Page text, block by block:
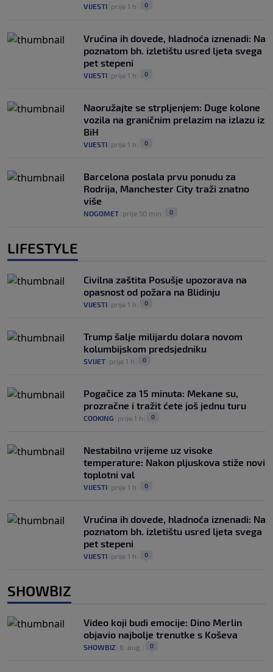
VIJESTI prije 1 h 0
Vrućina ih dovede, hladnoća iznenadi: Na
poznatom bh. izletištu usred ljeta svega
pet stepeni
VIJESTI prije 1 h 0
Naoružajte se strpljenjem: Duge kolone
vozila na graničnim prelazim na izlazu iz
BiH
VIJESTI prije 1 h 0
Barcelona poslala prvu ponudu za
Rodrija, Manchester City traži znatno
više
NOGOMET prije 50 min 0
LIFESTYLE
Civilna zaštita Posušje upozorava na
opasnost od požara na Blidinju
VIJESTI prije 1 h 0
Trump šalje milijardu dolara novom
kolumbijskom predsjedniku
SVIJET prije 1 h 0
Pogačice za 15 minuta: Mekane su,
prozračne i tražit ćete još jednu turu
COOKING prije 1 h 0
Nestabilno vrijeme uz visoke
temperature: Nakon pljuskova stiže novi
toplotni val
VIJESTI prije 1 h 0
Vrućina ih dovede, hladnoća iznenadi: Na
poznatom bh. izletištu usred ljeta svega
pet stepeni
VIJESTI prije 1 h 0
SHOWBIZ
Video koji budi emocije: Dino Merlin
objavio najbolje trenutke s Koševa
SHOWBIZ 6. aug. 0